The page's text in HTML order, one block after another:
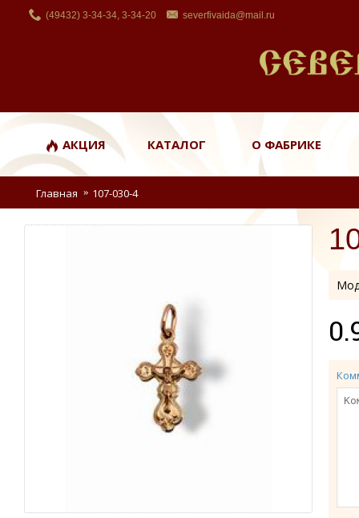
(49432) 3-34-34, 3-34-20 severfivaida@mail.ru
АКЦИЯ КАТАЛОГ О ФАБРИКЕ
Главная 107-030-4